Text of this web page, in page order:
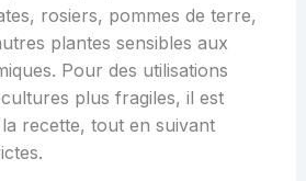
rosiers, pommes de terre,
plantes sensibles aux
Pour des utilisations
plus fragiles, il est
la recette, tout en suivant